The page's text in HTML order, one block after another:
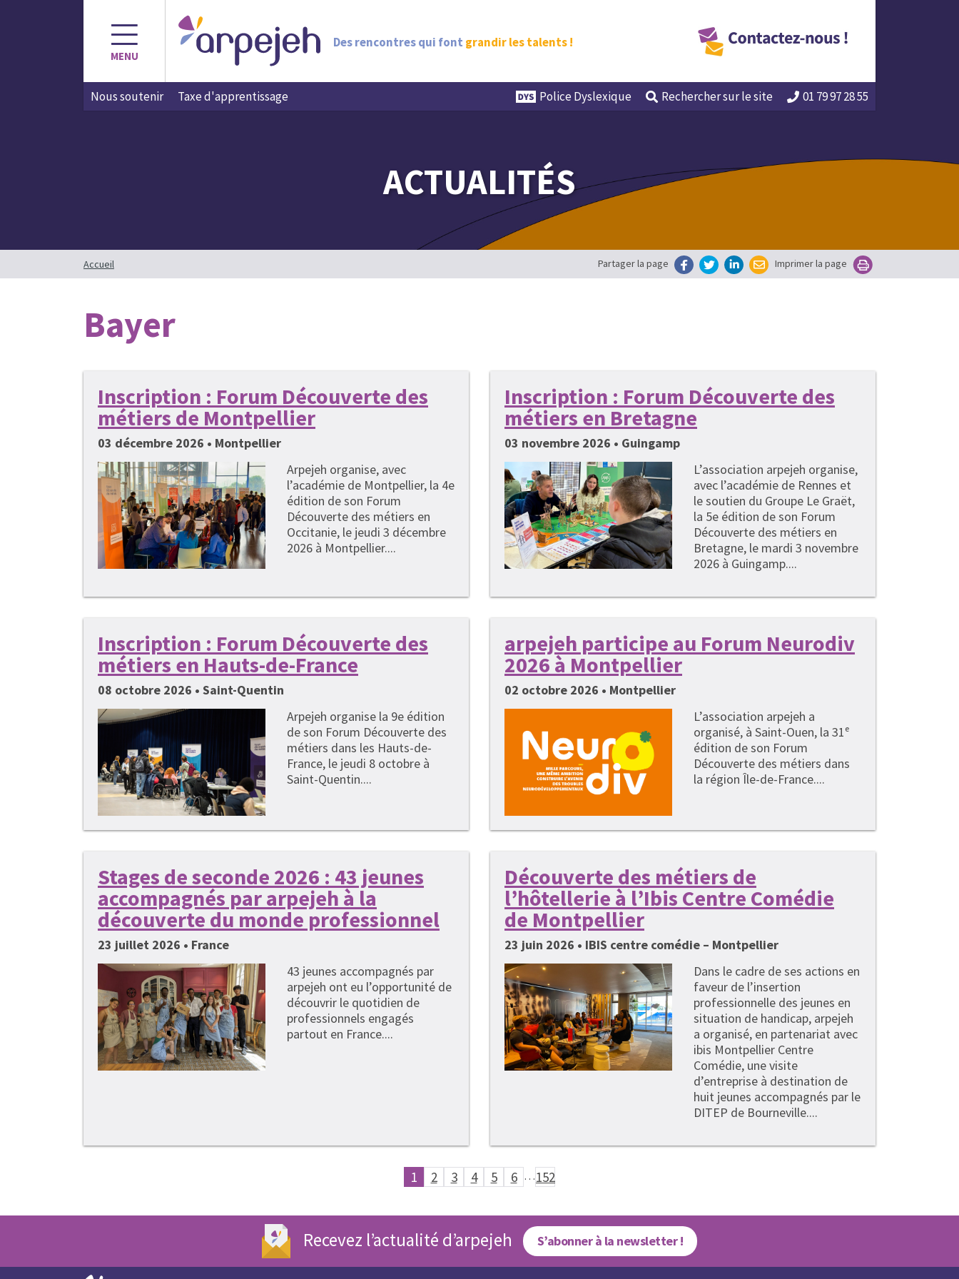
MENU
Des rencontres qui font grandir les talents !
Nous soutenir Taxe d'apprentissage Police Dyslexique Recherchersur le site 01 79 97 28 55
ACTUALITÉS
Accueil Partager la page Imprimer la page
Bayer
Inscription : Forum Découverte des
métiers de Montpellier
03 décembre 2026 • Montpellier
Arpejeh organise, avec
l’académie de Montpellier, la 4e
édition de son Forum
Découverte des métiers en
Occitanie, le jeudi 3 décembre
2026 à Montpellier....
Inscription : Forum Découverte des
métiers en Bretagne
03 novembre 2026 • Guingamp
L’association arpejeh organise,
avec l’académie de Rennes et
le soutien du Groupe Le Graët,
la 5e édition de son Forum
Découverte des métiers en
Bretagne, le mardi 3 novembre
2026 à Guingamp....
Inscription : Forum Découverte des
métiers en Hauts-de-France
08 octobre 2026 • Saint-Quentin
Arpejeh organise la 9e édition
de son Forum Découverte des
métiers dans les Hauts-de-
France, le jeudi 8 octobre à
Saint-Quentin....
arpejeh participe au Forum Neurodiv
2026 à Montpellier
02 octobre 2026 • Montpellier
L’association arpejeh a
organisé, à Saint-Ouen, la 31ᵉ
édition de son Forum
Découverte des métiers dans
la région Île-de-France....
Stages de seconde 2026 : 43 jeunes
accompagnés par arpejeh à la
découverte du monde professionnel
23 juillet 2026 • France
43 jeunes accompagnés par
arpejeh ont eu l’opportunité de
découvrir le quotidien de
professionnels engagés
partout en France....
Découverte des métiers de
l’hôtellerie à l’Ibis Centre Comédie
de Montpellier
23 juin 2026 • IBIS centre comédie – Montpellier
Dans le cadre de ses actions en
faveur de l’insertion
professionnelle des jeunes en
situation de handicap, arpejeh
a organisé, en partenariat avec
ibis Montpellier Centre
Comédie, une visite
d’entreprise à destination de
huit jeunes accompagnés par le
DITEP de Bourneville....
1 2 3 4 5 6 …152
Recevez l’actualité d’arpejeh S’abonner à la newsletter !